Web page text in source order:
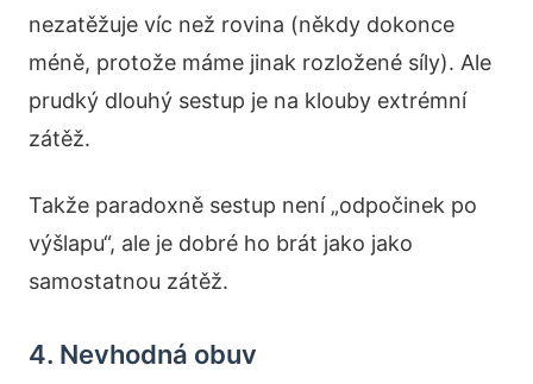
nezatěžuje víc než rovina (někdy dokonce
méně, protože máme jinak rozložené síly). Ale
prudký dlouhý sestup je na klouby extrémní
zátěž.
Takže paradoxně sestup není „odpočinek po
výšlapu“, ale je dobré ho brát jako jako
samostatnou zátěž.
4. Nevhodná obuv